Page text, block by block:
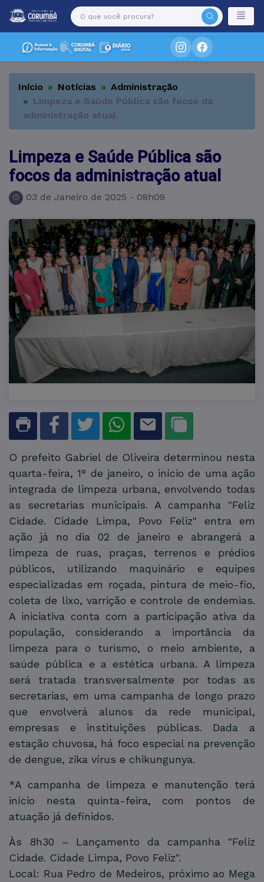
Início Notícias
Administração
Limpeza e Saúde Pública são focos da
administração atual
Limpeza e Saúde Pública são
focos da administração atual
03 de Janeiro de 2025 - 08h09
O prefeito Gabriel de Oliveira determinou nesta
quarta-feira, 1° de janeiro, o início de uma ação
integrada de limpeza urbana, envolvendo todas
as secretarias municipais. A campanha "Feliz
Cidade. Cidade Limpa, Povo Feliz" entra em
ação já no dia 02 de janeiro e abrangerá a
limpeza de ruas, praças, terrenos e prédios
públicos, utilizando maquinário e equipes
especializadas em roçada, pintura de meio-fio,
coleta de lixo, varrição e controle de endemias.
A iniciativa conta com a participação ativa da
população, considerando a importância da
limpeza para o turismo, o meio ambiente, a
saúde pública e a estética urbana. A limpeza
será tratada transversalmente por todas as
secretarias, em uma campanha de longo prazo
que envolverá alunos da rede municipal,
empresas e instituições públicas. Dada a
estação chuvosa, há foco especial na prevenção
de dengue, zika vírus e chikungunya.
*A campanha de limpeza e manutenção terá
início nesta quinta-feira, com pontos de
atuação já definidos.
Às 8h30 – Lançamento da campanha "Feliz
Cidade. Cidade Limpa, Povo Feliz".
Local: Rua Pedro de Medeiros, próximo ao Mega